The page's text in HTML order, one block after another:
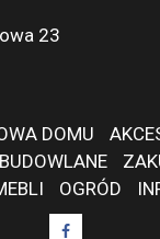
23
DOMU
OGRÓD
Facebook